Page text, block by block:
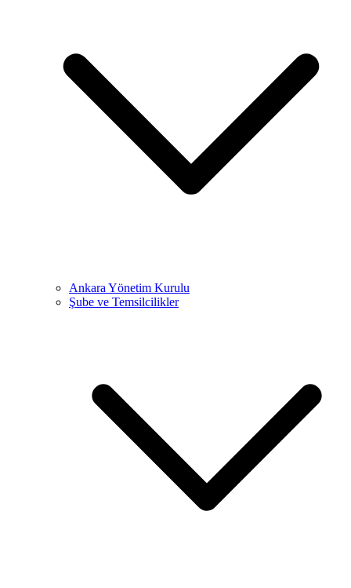
Ankara Yönetim Kurulu
Şube ve Temsilcilikler